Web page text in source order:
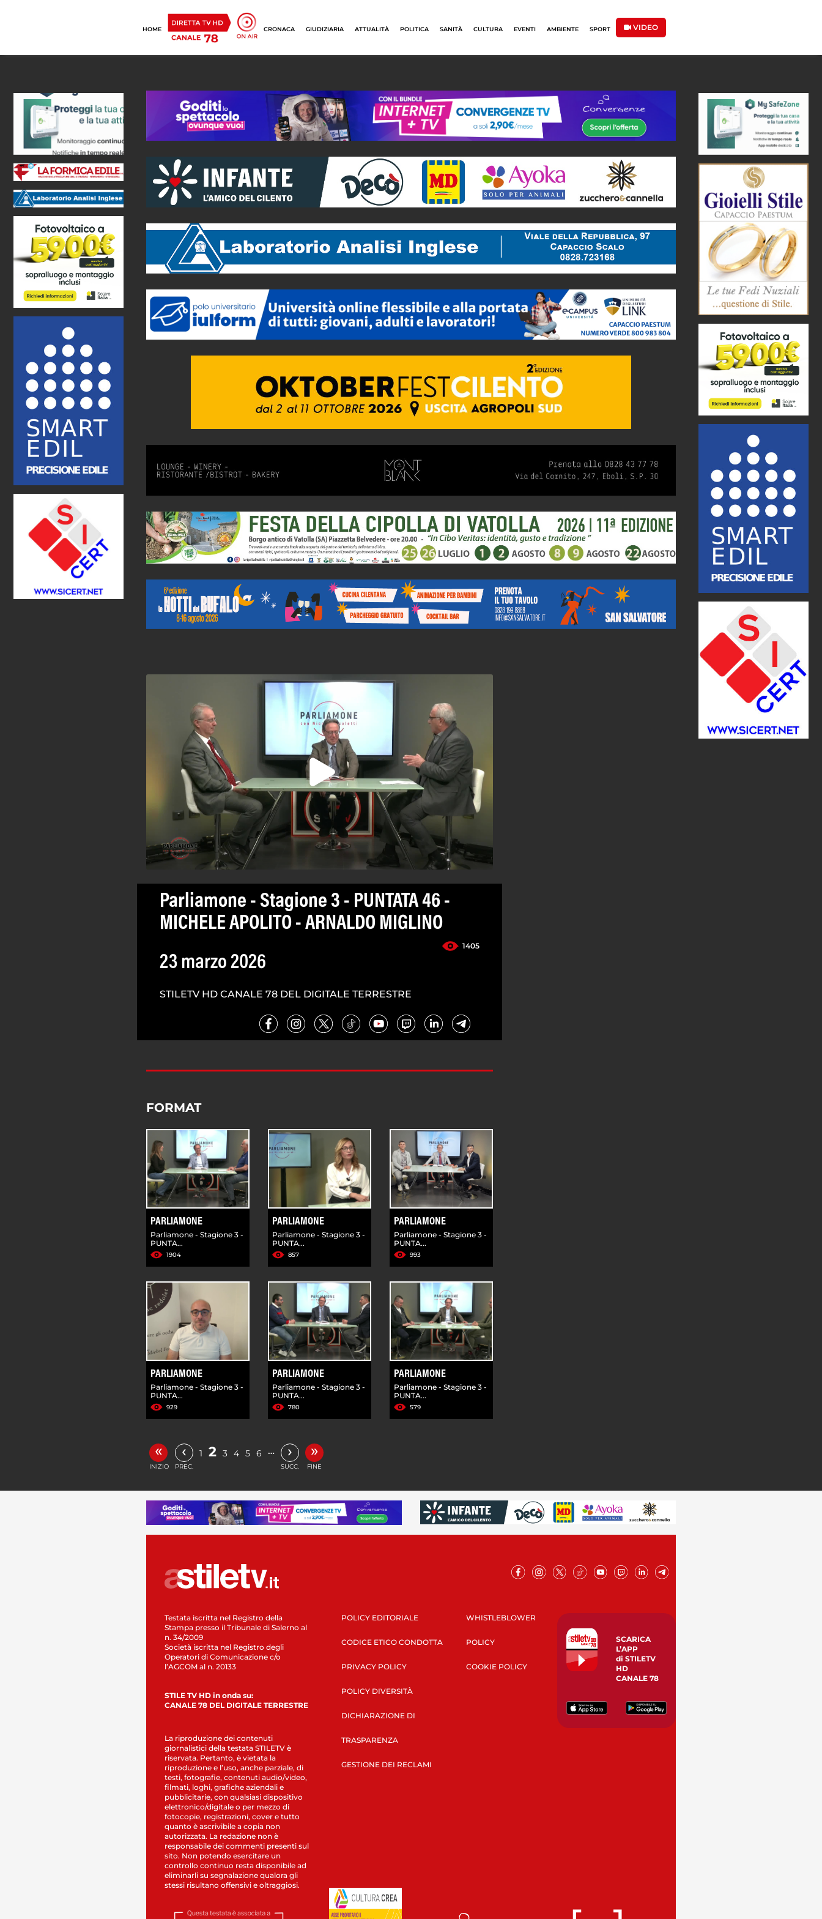
HOME CRONACA GIUDIZIARIA ATTUALITÀ POLITICA SANITÀ CULTURA EVENTI AMBIENTE SPORT VIDEO
Parliamone - Stagione 3 - PUNTATA 46 -
MICHELE APOLITO - ARNALDO MIGLINO
1405
23 marzo 2026
STILETV HD CANALE 78 DEL DIGITALE TERRESTRE
FORMAT
PARLIAMONE
Parliamone - Stagione 3 -
PUNTA...
1904
PARLIAMONE
Parliamone - Stagione 3 -
PUNTA...
857
PARLIAMONE
Parliamone - Stagione 3 -
PUNTA...
993
PARLIAMONE
Parliamone - Stagione 3 -
PUNTA...
929
PARLIAMONE
Parliamone - Stagione 3 -
PUNTA...
780
PARLIAMONE
Parliamone - Stagione 3 -
PUNTA...
579
«
INIZIO
‹
PREC.
1 2 3 4 5 6 … ›
SUCC.
»
FINE
Testata iscritta nel Registro della
Stampa presso il Tribunale di Salerno al
n. 34/2009
Società iscritta nel Registro degli
Operatori di Comunicazione c/o
l’AGCOM al n. 20133
STILE TV HD in onda su:
CANALE 78 DEL DIGITALE TERRESTRE
La riproduzione dei contenuti
giornalistici della testata STILETV è
riservata. Pertanto, è vietata la
riproduzione e l’uso, anche parziale, di
testi, fotografie, contenuti audio/video,
filmati, loghi, grafiche aziendali e
pubblicitarie, con qualsiasi dispositivo
elettronico/digitale o per mezzo di
fotocopie, registrazioni, cover e tutto
quanto è ascrivibile a copia non
autorizzata. La redazione non è
responsabile dei commenti presenti sul
sito. Non potendo esercitare un
controllo continuo resta disponibile ad
eliminarli su segnalazione qualora gli
stessi risultano offensivi e oltraggiosi.
POLICY EDITORIALE
CODICE ETICO CONDOTTA
PRIVACY POLICY
POLICY DIVERSITÀ
DICHIARAZIONE DI
TRASPARENZA
GESTIONE DEI RECLAMI
WHISTLEBLOWER
POLICY
COOKIE POLICY
SCARICA
L’APP
di STILETV
HD
CANALE 78